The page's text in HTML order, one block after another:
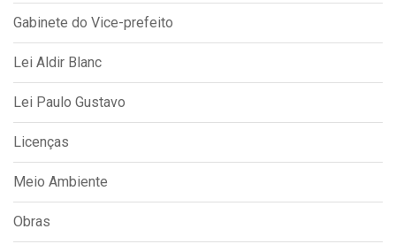
Gabinete do Vice-prefeito
Lei Aldir Blanc
Lei Paulo Gustavo
Licenças
Meio Ambiente
Obras